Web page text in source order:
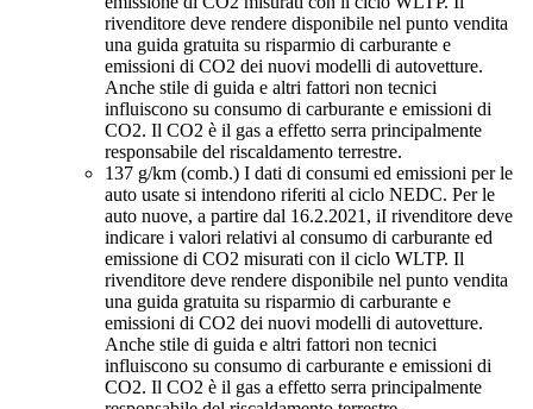
rivenditore deve rendere disponibile nel punto vendita
una guida gratuita su risparmio di carburante e
emissioni di CO2 dei nuovi modelli di autovetture.
Anche stile di guida e altri fattori non tecnici
influiscono su consumo di carburante e emissioni di
CO2. Il CO2 è il gas a effetto serra principalmente
responsabile del riscaldamento terrestre.
137 g/km (comb.) I dati di consumi ed emissioni per le
auto usate si intendono riferiti al ciclo NEDC. Per le
auto nuove, a partire dal 16.2.2021, iI rivenditore deve
indicare i valori relativi al consumo di carburante ed
emissione di CO2 misurati con il ciclo WLTP. Il
rivenditore deve rendere disponibile nel punto vendita
una guida gratuita su risparmio di carburante e
emissioni di CO2 dei nuovi modelli di autovetture.
Anche stile di guida e altri fattori non tecnici
influiscono su consumo di carburante e emissioni di
CO2. Il CO2 è il gas a effetto serra principalmente